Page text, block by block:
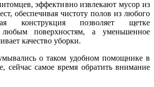
эффективно извлекают мусор из
обеспечивая чистоту полов из любого
конструкция позволяет щетке
любым поверхностям, а уменьшенное
качество уборки.
о таком удобном помощнике в
сейчас самое время обратить внимание